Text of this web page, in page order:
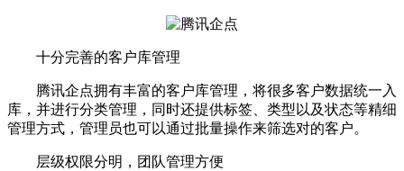
十分完善的客户库管理
腾讯企点拥有丰富的客户库管理，将很多客户数据统一入
库，并进行分类管理，同时还提供标签、类型以及状态等精细
管理方式，管理员也可以通过批量操作来筛选对的客户。
层级权限分明，团队管理方便